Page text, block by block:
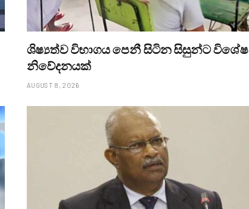
ශිෂ්‍යත්ව විභාගය පෙනී සිටින සිසුන්ට විශේෂ
නිවේදනයක්
AUGUST 8, 2026